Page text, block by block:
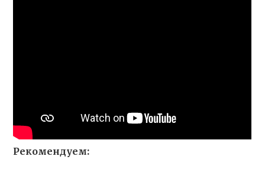
Рекомендуем: